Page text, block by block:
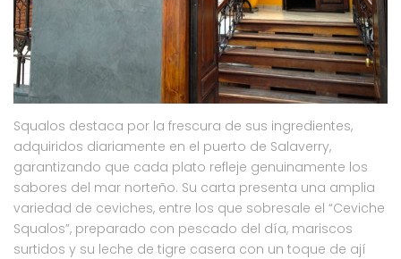
Squalos destaca por la frescura de sus ingredientes,
adquiridos diariamente en el puerto de Salaverry,
garantizando que cada plato refleje genuinamente los
sabores del mar norteño. Su carta presenta una amplia
variedad de ceviches, entre los que sobresale el “Ceviche
Squalos”, preparado con pescado del día, mariscos
surtidos y su leche de tigre casera con un toque de ají